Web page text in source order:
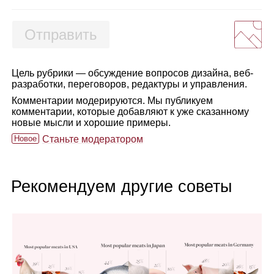
Отправить
Цель рубрики — обсуждение вопросов дизайна, веб-
разработки, переговоров, редактуры и управления.
Комментарии модерируются. Мы публикуем
комментарии, которые добавляют к уже сказанному
новые мысли и хорошие примеры.
Новое Станьте модератором
Рекомендуем другие советы